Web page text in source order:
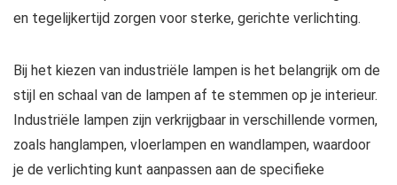
en tegelijkertijd zorgen voor sterke, gerichte verlichting.
Bij het kiezen van industriële lampen is het belangrijk om de
stijl en schaal van de lampen af te stemmen op je interieur.
Industriële lampen zijn verkrijgbaar in verschillende vormen,
zoals hanglampen, vloerlampen en wandlampen, waardoor
je de verlichting kunt aanpassen aan de specifieke